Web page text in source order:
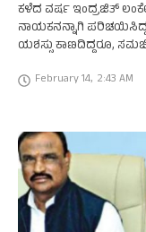
ಕಳೆದ ವರ್ಷ ಇಂದ್ರಜಿತ್
ನಾಯಕನನ್ನಾಗಿ
ಯಶಸ್ಸು ಕಾಣದಿದ್ದರೂ,
February 14, 2:43 AM